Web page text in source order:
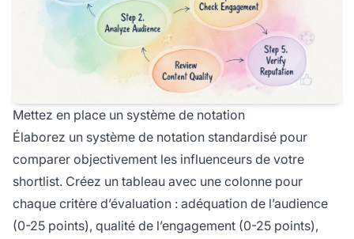
Mettez en place un système de notation
Élaborez un système de notation standardisé pour
comparer objectivement les influenceurs de votre
shortlist. Créez un tableau avec une colonne pour
chaque critère d’évaluation : adéquation de l’audience
(0-25 points), qualité de l’engagement (0-25 points),